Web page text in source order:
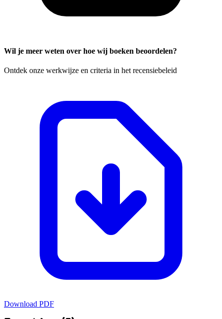
Wil je meer weten over hoe wij boeken beoordelen?
Ontdek onze werkwijze en criteria in het recensiebeleid
Download PDF